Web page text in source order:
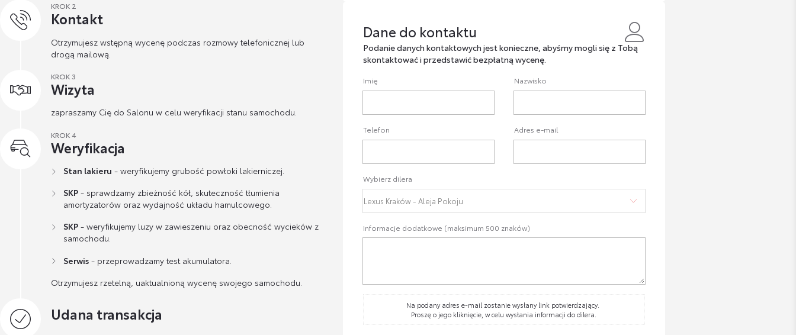
KROK 2
Kontakt
Otrzymujesz wstępną wycenę podczas rozmowy telefonicznej lub
drogą mailową.
KROK 3
Wizyta
zapraszamy Cię do Salonu w celu weryfikacji stanu samochodu.
KROK 4
Weryfikacja
Stan lakieru - weryfikujemy grubość powłoki lakierniczej.
SKP - sprawdzamy zbieżność kół, skuteczność tłumienia
amortyzatorów oraz wydajność układu hamulcowego.
SKP - weryfikujemy luzy w zawieszeniu oraz obecność wycieków z
samochodu.
Serwis - przeprowadzamy test akumulatora.
Otrzymujesz rzetelną, uaktualnioną wycenę swojego samochodu.
Udana transakcja
Dane do kontaktu
Dane do kontaktu
Podanie danych kontaktowych jest konieczne, abyśmy mogli się z Tobą
skontaktować i przedstawić bezpłatną wycenę.
Imię Nazwisko
Telefon Adres e-mail
Wybierz dilera
Informacje dodatkowe (maksimum 500 znaków)
Na podany adres e-mail zostanie wysłany link potwierdzający.
Proszę o jego kliknięcie, w celu wysłania informacji do dilera.